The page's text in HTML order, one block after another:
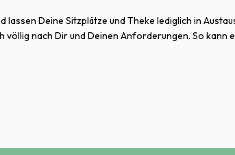
Deine Sitzplätze und Theke lediglich in
völlig nach Dir und Deinen Anforderungen. So kann